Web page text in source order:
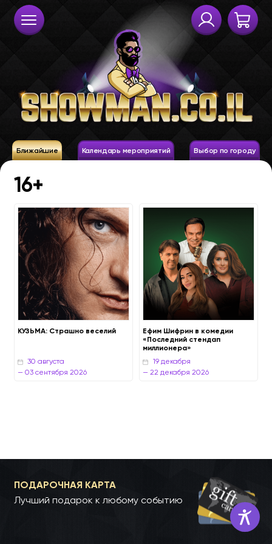
Ближайшие Календарь мероприятий Выбор по городу
16+
КУЗЬМА: Страшно веселий
30 августа
— 03 сентября 2026
Ефим Шифрин в комедии
«Последний стендап
миллионера»
19 декабря
— 22 декабря
ПОДАРОЧНАЯ КАРТА
Лучший подарок к любому событию